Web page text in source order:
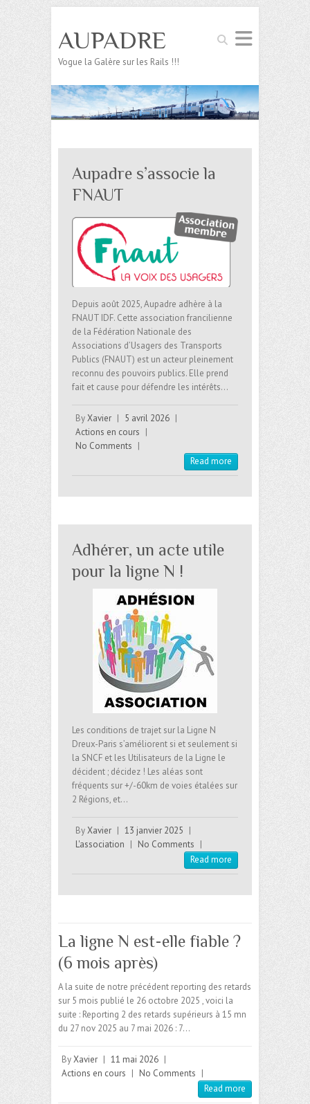
Search
AUPADRE
Vogue la Galère sur les Rails !!!
Aupadre s’associe la
FNAUT
Depuis août 2025, Aupadre adhère à la
FNAUT IDF. Cette association francilienne
de la Fédération Nationale des
Associations d’Usagers des Transports
Publics (FNAUT) est un acteur pleinement
reconnu des pouvoirs publics. Elle prend
fait et cause pour défendre les intérêts…
ByXavier | 5 avril 2026 |
Actions en cours |
No Comments |
Read more
Adhérer, un acte utile
pour la ligne N !
Les conditions de trajet sur la Ligne N
Dreux-Paris s’améliorent si et seulement si
la SNCF et les Utilisateurs de la Ligne le
décident ; décidez ! Les aléas sont
fréquents sur +/-60km de voies étalées sur
2 Régions, et…
ByXavier | 13 janvier 2025 |
L'association | No Comments |
Read more
La ligne N est-elle fiable ?
(6 mois après)
A la suite de notre précédent reporting des retards
sur 5 mois publié le 26 octobre 2025 , voici la
suite : Reporting 2 des retards supérieurs à 15 mn
du 27 nov 2025 au 7 mai 2026 : 7…
ByXavier | 11 mai 2026 |
Actions en cours | No Comments |
Read more